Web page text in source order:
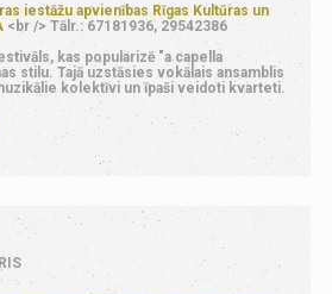
iestāžu apvienības Rīgas Kultūras un
<br /> Tālr.: 67181936, 29542386
kas popularizē "a capella
stilu. Tajā uzstāsies vokālais ansamblis
kolektīvi un īpaši veidoti kvarteti.